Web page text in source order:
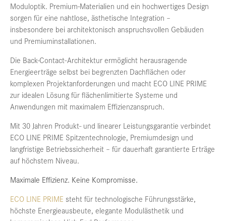
Moduloptik. Premium-Materialien und ein hochwertiges Design
sorgen für eine nahtlose, ästhetische Integration –
insbesondere bei architektonisch anspruchsvollen Gebäuden
und Premiuminstallationen.
Die Back-Contact-Architektur ermöglicht herausragende
Energieerträge selbst bei begrenzten Dachflächen oder
komplexen Projektanforderungen und macht ECO LINE PRIME
zur idealen Lösung für flächenlimitierte Systeme und
Anwendungen mit maximalem Effizienzanspruch.
Mit 30 Jahren Produkt- und linearer Leistungsgarantie verbindet
ECO LINE PRIME Spitzentechnologie, Premiumdesign und
langfristige Betriebssicherheit – für dauerhaft garantierte Erträge
auf höchstem Niveau.
Maximale Effizienz. Keine Kompromisse.
ECO LINE PRIME steht für technologische Führungsstärke,
höchste Energieausbeute, elegante Modulästhetik und